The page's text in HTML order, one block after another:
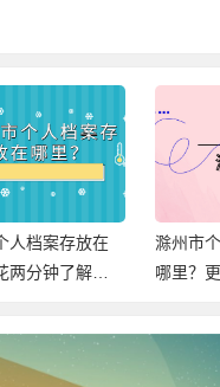
人档案存放在
两分钟了解档
滁州市
哪里？